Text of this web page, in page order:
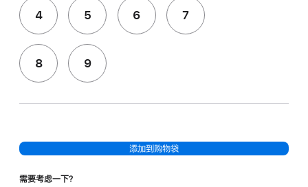
4 5 6 7
8 9
添加到购物袋
需要考虑一下？